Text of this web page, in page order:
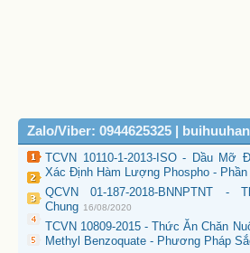
Zalo/Viber: 0944625325 |
TCVN 10110-1-2013-ISO - Dầu
Xác Định Hàm Lượng Phospho - Phần
QCVN 01-187-2018-BNNPTNT -
Chung 16/08/2020
TCVN 10809-2015 - Thức Ăn Chăn
Methyl Benzoquate - Phương Pháp